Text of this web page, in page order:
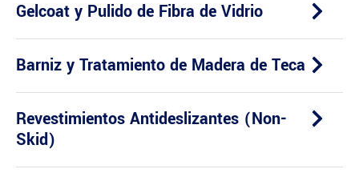
Gelcoat y Pulido de Fibra de Vidrio
Barniz y Tratamiento de Madera de Teca
Revestimientos Antideslizantes (Non-
Skid)